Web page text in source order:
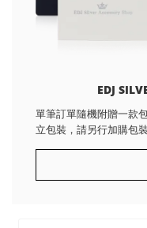
EDJ
單筆訂單隨機附贈一款
立包裝，請另行加購包裝